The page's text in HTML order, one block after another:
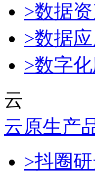
>数据
>数据
>数字
云
云原生产
>抖圈